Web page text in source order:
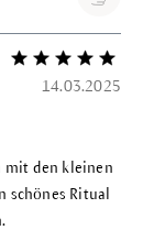
Bewertung mit 5
14.03.2025
mit den kleinen
schönes Ritual